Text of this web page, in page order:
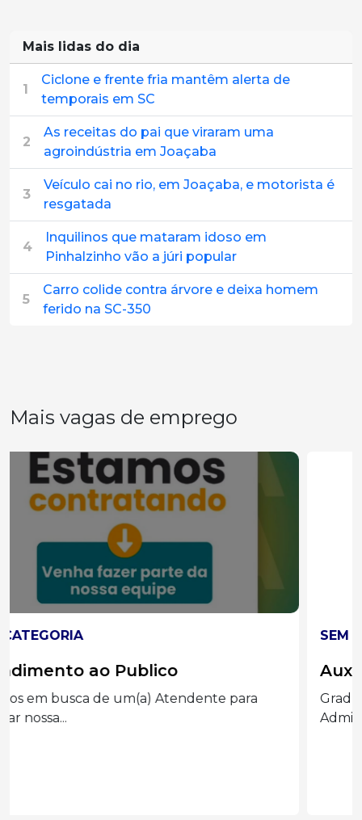
Mais lidas do dia
1
Ciclone e frente fria mantêm alerta de
temporais em SC
2
As receitas do pai que viraram uma
agroindústria em Joaçaba
3
Veículo cai no rio, em Joaçaba, e motorista é
resgatada
4
Inquilinos que mataram idoso em
Pinhalzinho vão a júri popular
5
Carro colide contra árvore e deixa homem
ferido na SC-350
Mais vagas de emprego
SEM CATEGORIA
Auxiliar administrado
Graduação completa ou cursando
Administração, Processos Gerenciais e áreas...